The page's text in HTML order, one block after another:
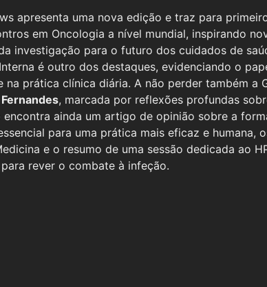
apresenta uma nova edição e traz para
em Oncologia a nível mundial, inspirando
investigação para o futuro dos cuidados de
é outro dos destaques, evidenciando o
na prática clínica diária. A não perder também a
, marcada por reflexões profundas
encontra ainda um artigo de opinião sobre a
para uma prática mais eficaz e humana,
e o resumo de uma sessão dedicada ao
rever o combate à infeção.